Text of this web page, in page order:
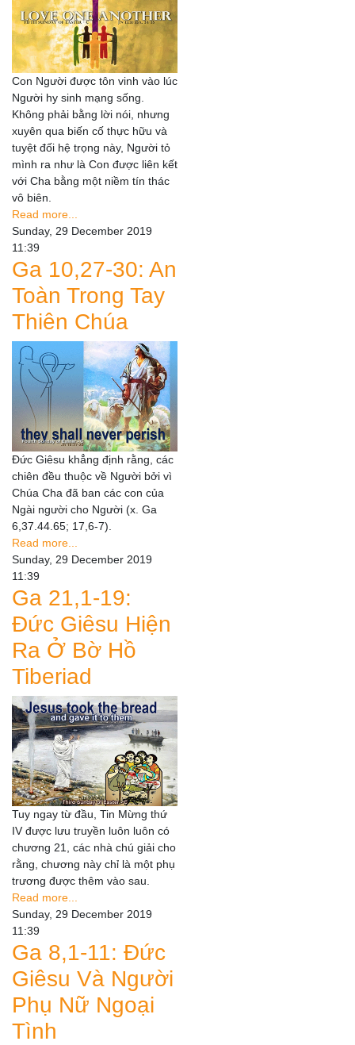
Con Người được tôn vinh vào lúc
Người hy sinh mạng sống.
Không phải bằng lời nói, nhưng
xuyên qua biến cố thực hữu và
tuyệt đối hệ trọng này, Người tỏ
mình ra như là Con được liên kết
với Cha bằng một niềm tín thác
vô biên.
Read more...
Sunday, 29 December 2019
11:39
Ga 10,27-30: An
Toàn Trong Tay
Thiên Chúa
Đức Giêsu khẳng định rằng, các
chiên đều thuộc về Người bởi vì
Chúa Cha đã ban các con của
Ngài người cho Người (x. Ga
6,37.44.65; 17,6-7).
Read more...
Sunday, 29 December 2019
11:39
Ga 21,1-19:
Đức Giêsu Hiện
Ra Ở Bờ Hồ
Tiberiad
Tuy ngay từ đầu, Tin Mừng thứ
IV được lưu truyền luôn luôn có
chương 21, các nhà chú giải cho
rằng, chương này chỉ là một phụ
trương được thêm vào sau.
Read more...
Sunday, 29 December 2019
11:39
Ga 8,1-11: Đức
Giêsu Và Người
Phụ Nữ Ngoại
Tình